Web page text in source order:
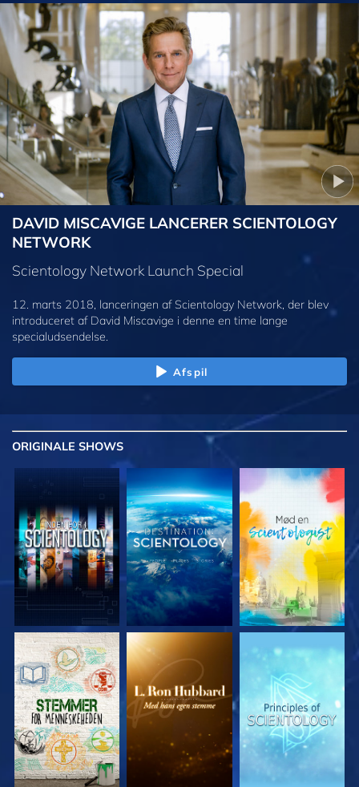
DAVID MISCAVIGE LANCERER SCIENTOLOGY
NETWORK
Scientology Network Launch Special
12. marts 2018, lanceringen af Scientology Network, der blev
introduceret af David Miscavige i denne en time lange
specialudsendelse.
Afspil
ORIGINALE SHOWS
UDFORSK SERIEN UDFORSK SERIEN UDFORSK SERIEN